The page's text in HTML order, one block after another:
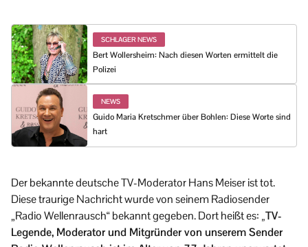
SCHLAGER NEWS
Bert Wollersheim: Nach diesen Worten ermittelt die
Polizei
NEWS
Guido Maria Kretschmer über Bohlen: Diese Worte sind
hart
Der bekannte deutsche TV-Moderator Hans Meiser ist tot.
Diese traurige Nachricht wurde von seinem Radiosender
„Radio Wellenrausch“ bekannt gegeben. Dort heißt es: „TV-
Legende, Moderator und Mitgründer von unserem Sender